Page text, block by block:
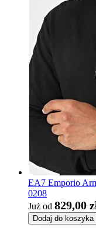
EA7 Emporio
0208
Już od 829,00
Dodaj do koszyka